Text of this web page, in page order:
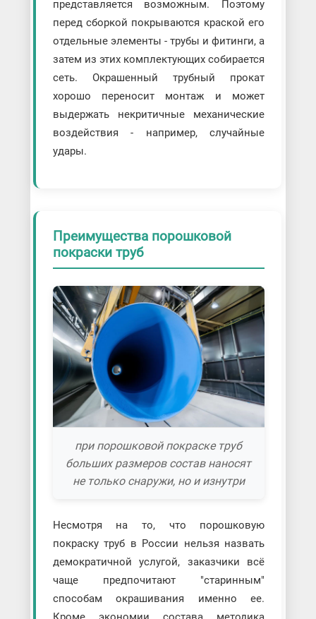
представляется возможным. Поэтому
перед сборкой покрываются краской его
отдельные элементы - трубы и фитинги, а
затем из этих комплектующих собирается
сеть. Окрашенный трубный прокат
хорошо переносит монтаж и может
выдержать некритичные механические
воздействия - например, случайные
удары.
Преимущества порошковой
покраски труб
при порошковой покраске труб
больших размеров состав наносят
не только снаружи, но и изнутри
Несмотря на то, что порошковую
покраску труб в России нельзя назвать
демократичной услугой, заказчики всё
чаще предпочитают "старинным"
способам окрашивания именно ее.